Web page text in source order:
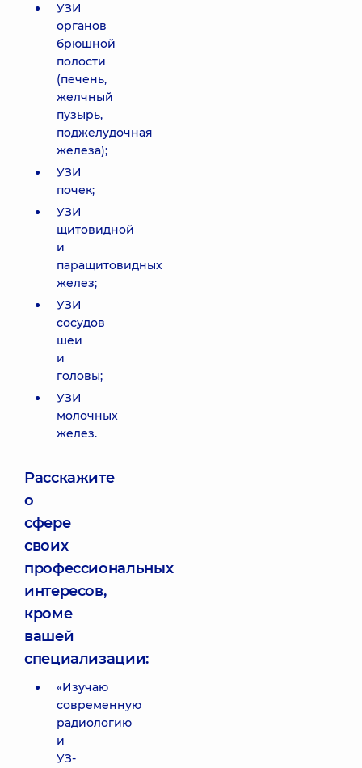
УЗИ
органов
брюшной
полости
(печень,
желчный
пузырь,
поджелудочная
железа);
УЗИ
почек;
УЗИ
щитовидной
и
паращитовидных
желез;
УЗИ
сосудов
шеи
и
головы;
УЗИ
молочных
желез.
Расскажите
о
сфере
своих
профессиональных
интересов,
кроме
вашей
специализации:
«Изучаю
современную
радиологию
и
УЗ-